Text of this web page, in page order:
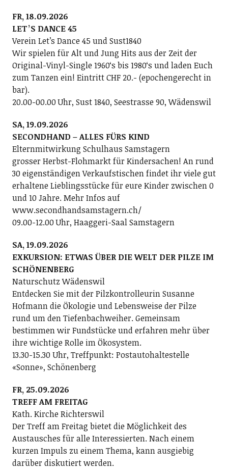
FR, 18.09.2026
LETʼS DANCE 45
Verein Letʼs Dance 45 und Sust1840
Wir spielen für Alt und Jung Hits aus der Zeit der
Original-Vinyl-Single 1960ʻs bis 1980ʻs und laden Euch
zum Tanzen ein! Eintritt CHF 20.- (epochengerecht in
bar).
20.00-00.00 Uhr, Sust 1840, Seestrasse 90, Wädenswil
SA, 19.09.2026
SECONDHAND – ALLES FÜRS KIND
Elternmitwirkung Schulhaus Samstagern
grosser Herbst-Flohmarkt für Kindersachen! An rund
30 eigenständigen Verkaufstischen findet ihr viele gut
erhaltene Lieblingsstücke für eure Kinder zwischen 0
und 10 Jahre. Mehr Infos auf
www.secondhandsamstagern.ch/
09.00-12.00 Uhr, Haaggeri-Saal Samstagern
SA, 19.09.2026
EXKURSION: ETWAS ÜBER DIE WELT DER PILZE IM
SCHÖNENBERG
Naturschutz Wädenswil
Entdecken Sie mit der Pilzkontrolleurin Susanne
Hofmann die Ökologie und Lebensweise der Pilze
rund um den Tiefenbachweiher. Gemeinsam
bestimmen wir Fundstücke und erfahren mehr über
ihre wichtige Rolle im Ökosystem.
13.30-15.30 Uhr, Treffpunkt: Postautohaltestelle
«Sonne», Schönenberg
FR, 25.09.2026
TREFF AM FREITAG
Kath. Kirche Richterswil
Der Treff am Freitag bietet die Möglichkeit des
Austausches für alle Interessierten. Nach einem
kurzen Impuls zu einem Thema, kann ausgiebig
darüber diskutiert werden.